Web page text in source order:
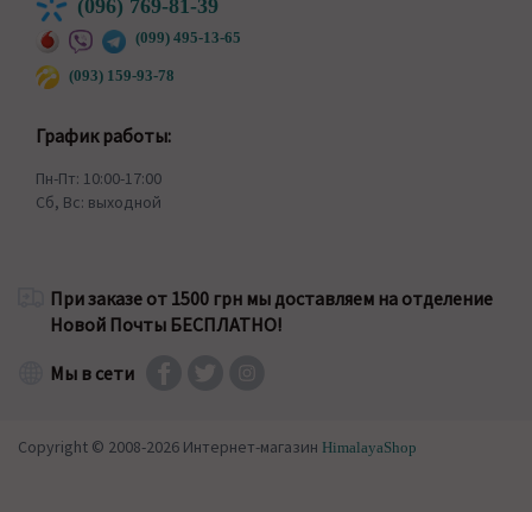
(096) 769-81-39
(099) 495-13-65
(093) 159-93-78
График работы:
Пн-Пт: 10:00-17:00
Сб, Вс: выходной
При заказе от 1500 грн мы доставляем на отделение
Новой Почты БЕСПЛАТНО!
Мы в сети
Copyright © 2008-2026 Интернет-магазин HimalayaShop